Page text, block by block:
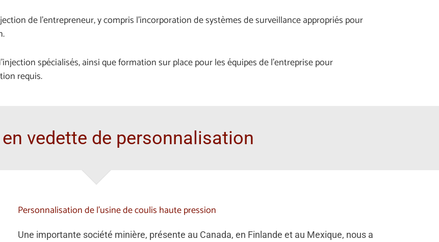
de l’entrepreneur, y compris l’incorporation de systèmes de surveillance appropriés pour
spécialisés, ainsi que formation sur place pour les équipes de l’entreprise pour
requis.
vedette de personnalisation
Personnalisation de l’usine de coulis haute pression
Une importante société minière, présente au Canada, en Finlande et au Mexique, nous a